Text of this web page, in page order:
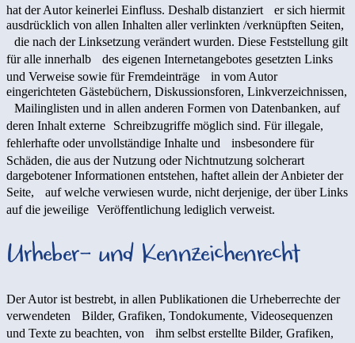
hat der Autor keinerlei Einfluss. Deshalb distanziert er sich hiermit
ausdrücklich von allen Inhalten aller verlinkten /verknüpften Seiten,
die nach der Linksetzung verändert wurden. Diese Feststellung gilt
für alle innerhalb des eigenen Internetangebotes gesetzten Links
und Verweise sowie für Fremdeinträge in vom Autor
eingerichteten Gästebüchern, Diskussionsforen, Linkverzeichnissen,
Mailinglisten und in allen anderen Formen von Datenbanken, auf
deren Inhalt externe Schreibzugriffe möglich sind. Für illegale,
fehlerhafte oder unvollständige Inhalte und insbesondere für
Schäden, die aus der Nutzung oder Nichtnutzung solcherart
dargebotener Informationen entstehen, haftet allein der Anbieter der
Seite, auf welche verwiesen wurde, nicht derjenige, der über Links
auf die jeweilige Veröffentlichung lediglich verweist.
Urheber- und Kennzeichenrecht
Der Autor ist bestrebt, in allen Publikationen die Urheberrechte der
verwendeten Bilder, Grafiken, Tondokumente, Videosequenzen
und Texte zu beachten, von ihm selbst erstellte Bilder, Grafiken,